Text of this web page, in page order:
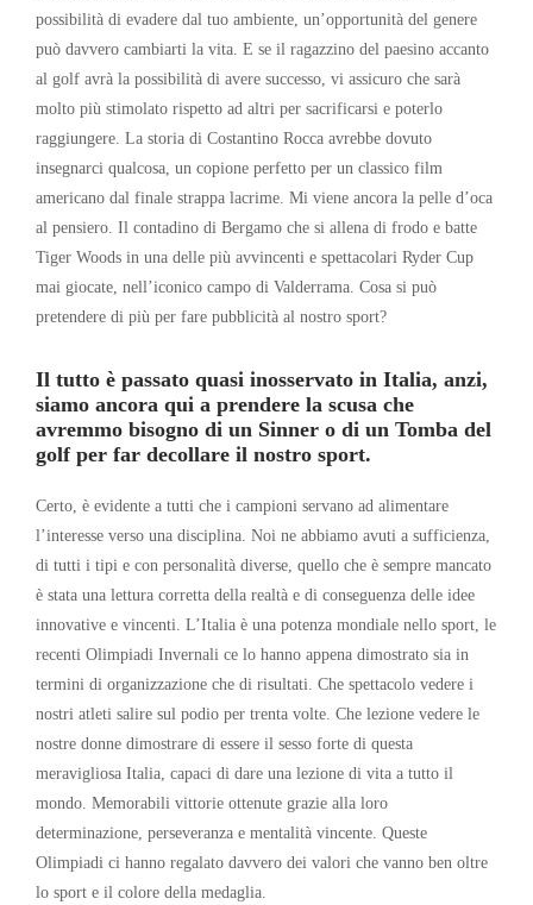
possibilità di evadere dal tuo ambiente, un’opportunità del genere
può davvero cambiarti la vita. E se il ragazzino del paesino accanto
al golf avrà la possibilità di avere successo, vi assicuro che sarà
molto più stimolato rispetto ad altri per sacrificarsi e poterlo
raggiungere. La storia di Costantino Rocca avrebbe dovuto
insegnarci qualcosa, un copione perfetto per un classico film
americano dal finale strappa lacrime. Mi viene ancora la pelle d’oca
al pensiero. Il contadino di Bergamo che si allena di frodo e batte
Tiger Woods in una delle più avvincenti e spettacolari Ryder Cup
mai giocate, nell’iconico campo di Valderrama. Cosa si può
pretendere di più per fare pubblicità al nostro sport?
Il tutto è passato quasi inosservato in Italia, anzi,
siamo ancora qui a prendere la scusa che
avremmo bisogno di un Sinner o di un Tomba del
golf per far decollare il nostro sport.
Certo, è evidente a tutti che i campioni servano ad alimentare
l’interesse verso una disciplina. Noi ne abbiamo avuti a sufficienza,
di tutti i tipi e con personalità diverse, quello che è sempre mancato
è stata una lettura corretta della realtà e di conseguenza delle idee
innovative e vincenti. L’Italia è una potenza mondiale nello sport, le
recenti Olimpiadi Invernali ce lo hanno appena dimostrato sia in
termini di organizzazione che di risultati. Che spettacolo vedere i
nostri atleti salire sul podio per trenta volte. Che lezione vedere le
nostre donne dimostrare di essere il sesso forte di questa
meravigliosa Italia, capaci di dare una lezione di vita a tutto il
mondo. Memorabili vittorie ottenute grazie alla loro
determinazione, perseveranza e mentalità vincente. Queste
Olimpiadi ci hanno regalato davvero dei valori che vanno ben oltre
lo sport e il colore della medaglia.